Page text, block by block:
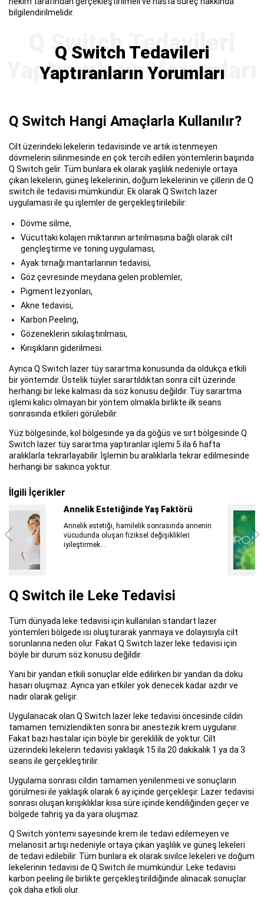
bilgilendirilmelidir.
Q Switch Tedavileri
Yaptıranların Yorumları
Q Switch Hangi Amaçlarla Kullanılır?
Cilt üzerindeki lekelerin tedavisinde ve artık istenmeyen
dövmelerin silinmesinde en çok tercih edilen yöntemlerin başında
Q Switch gelir. Tüm bunlara ek olarak yaşlılık nedeniyle ortaya
çıkan lekelerin, güneş lekelerinin, doğum lekelerinin ve çillerin de Q
switch ile tedavisi mümkündür. Ek olarak Q Switch lazer
uygulaması ile şu işlemler de gerçekleştirilebilir:
Dövme silme,
Vücuttaki kolajen miktarının artırılmasına bağlı olarak cilt
gençleştirme ve toning uygulaması,
Ayak tırnağı mantarlarının tedavisi,
Göz çevresinde meydana gelen problemler,
Pigment lezyonları,
Akne tedavisi,
Karbon Peeling,
Gözeneklerin sıkılaştırılması,
Kırışıkların giderilmesi.
Ayrıca Q Switch lazer tüy sarartma konusunda da oldukça etkili
bir yöntemdir. Üstelik tüyler sarartıldıktan sonra cilt üzerinde
herhangi bir leke kalması da söz konusu değildir. Tüy sarartma
işlemi kalıcı olmayan bir yöntem olmakla birlikte ilk seans
sonrasında etkileri görülebilir.
Yüz bölgesinde, kol bölgesinde ya da göğüs ve sırt bölgesinde Q
Switch lazer tüy sarartma yaptıranlar işlemi 5 ila 6 hafta
aralıklarla tekrarlayabilir. İşlemin bu aralıklarla tekrar edilmesinde
herhangi bir sakınca yoktur.
İlgili İçerikler
Koronavirüse Karşı Alabileceğimiz
Artık küresel bir salgın halini alın koronavirüs
hastalığı, ilk olarak Aralık 2019’da ortaya
Q Switch ile Leke Tedavisi
Tüm dünyada leke tedavisi için kullanılan standart lazer
yöntemleri bölgede ısı oluşturarak yanmaya ve dolayısıyla cilt
sorunlarına neden olur. Fakat Q Switch lazer leke tedavisi için
böyle bir durum söz konusu değildir.
Yani bir yandan etkili sonuçlar elde edilirken bir yandan da doku
hasarı oluşmaz. Ayrıca yan etkiler yok denecek kadar azdır ve
nadir olarak gelişir.
Uygulanacak olan Q Switch lazer leke tedavisi öncesinde cildin
tamamen temizlendikten sonra bir anestezik krem uygulanır.
Fakat bazı hastalar için böyle bir gereklilik de yoktur. Cilt
üzerindeki lekelerin tedavisi yaklaşık 15 ila 20 dakikalık 1 ya da 3
seans ile gerçekleştirilir.
Uygulama sonrası cildin tamamen yenilenmesi ve sonuçların
görülmesi ile yaklaşık olarak 6 ay içinde gerçekleşir. Lazer tedavisi
sonrası oluşan kırışıklıklar kısa süre içinde kendiliğinden geçer ve
bölgede tahriş ya da yara oluşmaz.
Q Switch yöntemi sayesinde krem ile tedavi edilemeyen ve
melanosit artışı nedeniyle ortaya çıkan yaşlılık ve güneş lekeleri
de tedavi edilebilir. Tüm bunlara ek olarak sivilce lekeleri ve doğum
lekelerinin tedavisi de Q Switch ile mümkündür. Leke tedavisi
karbon peeling ile birlikte gerçekleştirildiğinde alınacak sonuçlar
çok daha etkili olur.